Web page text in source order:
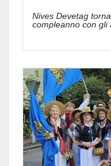
Nives Devetag
compleanno con gli